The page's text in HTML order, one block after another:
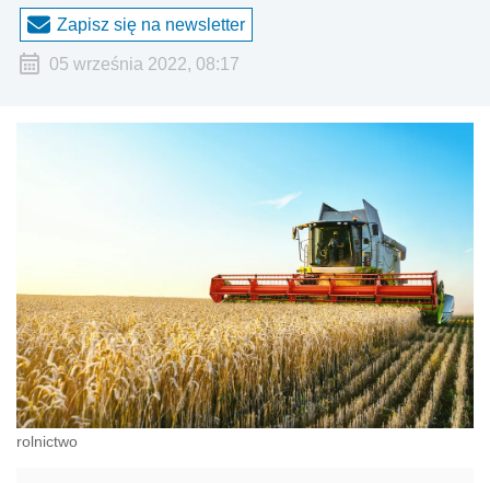
Zapisz się na newsletter
05 września 2022, 08:17
rolnictwo